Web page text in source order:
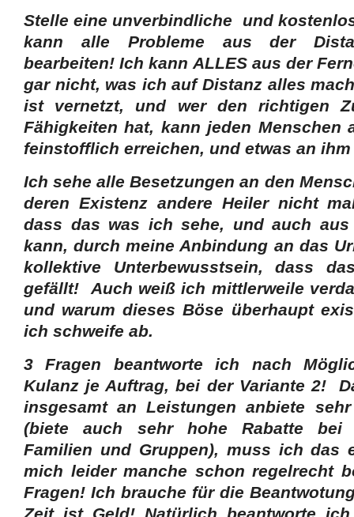
Stelle eine unverbindliche und
kann alle Probleme aus der
bearbeiten! Ich kann ALLES aus der
gar nicht, was ich auf Distanz alles
ist vernetzt, und wer den richtigen
Fähigkeiten hat, kann jeden Menschen
feinstofflich erreichen, und etwas an
Ich sehe alle Besetzungen an den
deren Existenz andere Heiler nicht
dass das was ich sehe, und auch
kann, durch meine Anbindung an das
kollektive Unterbewusstsein, dass
gefällt! Auch weiß ich mittlerweile
und warum dieses Böse überhaupt
ich schweife ab.
3 Fragen beantworte ich nach
Kulanz je Auftrag, bei der Variante 2!
insgesamt an Leistungen anbiete
(biete auch sehr hohe Rabatte bei
Familien und Gruppen), muss ich das
mich leider manche schon regelrecht
Fragen! Ich brauche für die